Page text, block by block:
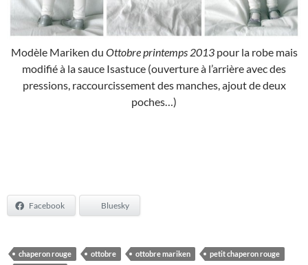
Modèle Mariken du Ottobre printemps 2013pour la robe mais
modifié à la sauce Isastuce (ouverture à l’arrière avec des
pressions, raccourcissement des manches, ajout de deux
poches…)
Facebook Bluesky
chaperon rouge ottobre ottobre mariken petit chaperon rouge